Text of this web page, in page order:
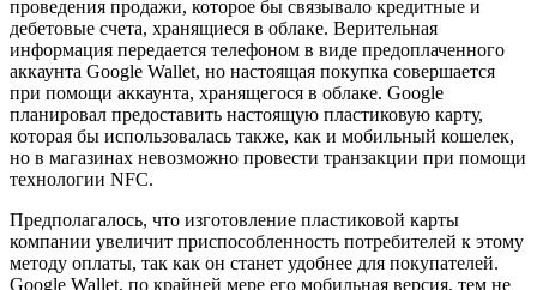
проведения продажи, которое бы связывало кредитные и
дебетовые счета, хранящиеся в облаке. Верительная
информация передается телефоном в виде предоплаченного
аккаунта Google Wallet, но настоящая покупка совершается
при помощи аккаунта, хранящегося в облаке. Google
планировал предоставить настоящую пластиковую карту,
которая бы использовалась также, как и мобильный кошелек,
но в магазинах невозможно провести транзакции при помощи
технологии NFC.
Предполагалось, что изготовление пластиковой карты
компании увеличит приспособленность потребителей к этому
методу оплаты, так как он станет удобнее для покупателей.
Google Wallet, по крайней мере его мобильная версия, тем не